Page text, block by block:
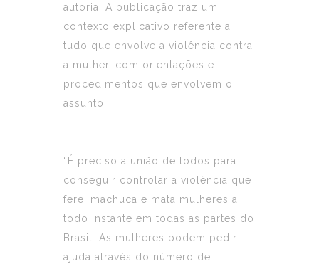
autoria. A publicação traz um
contexto explicativo referente a
tudo que envolve a violência contra
a mulher, com orientações e
procedimentos que envolvem o
assunto.
“É preciso a união de todos para
conseguir controlar a violência que
fere, machuca e mata mulheres a
todo instante em todas as partes do
Brasil. As mulheres podem pedir
ajuda através do número de